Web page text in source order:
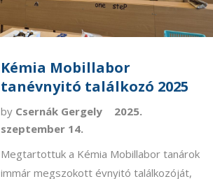
Kémia Mobillabor
tanévnyitó találkozó 2025
by Csernák Gergely
2025.
szeptember 14.
Megtartottuk a Kémia Mobillabor tanárok
immár megszokott évnyitó találkozóját,